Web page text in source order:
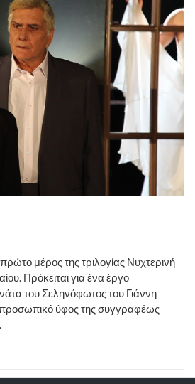
μέρος της τριλογίας Νυχτερινή
Πρόκειται για ένα έργο
του Σεληνόφωτος του Γιάννη
ύφος της συγγραφέως